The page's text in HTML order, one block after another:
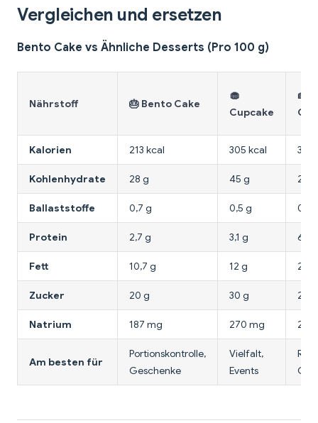
Vergleichen und ersetzen
Bento Cake vs Ähnliche Desserts (Pro 100 g)
Nährstoff 🎂 Bento Cake
🧁
Cupcake
🍰
Kalorien 213 kcal 305 kcal 321
Kohlenhydrate 28 g 45 g 26 g
Ballaststoffe 0,7 g 0,5 g 0,3
Protein 2,7 g 3,1 g 6 g
Fett 10,7 g 12 g 22 g
Zucker 20 g 30 g 21 g
Natrium 187 mg 270 mg 285
Am besten für
Portionskontrolle,
Geschenke
Vielfalt,
Events